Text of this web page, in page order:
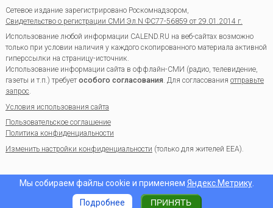
Сетевое издание зарегистрировано Роскомнадзором,
Свидетельство о регистрации СМИ Эл.N ФС77-56859 от 29.01.2014 г.
Использование любой информации CALEND.RU на веб-сайтах возможно
только при условии наличия у каждого скопированного материала активной
гиперссылки на страницу-источник.
Использование информации сайта в оффлайн-СМИ (радио, телевидение,
газеты и т.п.) требуетособого согласования. Для согласования отправьте
запрос.
Условия использования сайта
Пользовательское соглашение
Политика конфиденциальности
Изменить настройки конфиденциальности (только для жителей EEA).
Мы собираем файлы cookie и применяем Яндекс.Метрику.
Подробнее
ПРИНЯТЬ